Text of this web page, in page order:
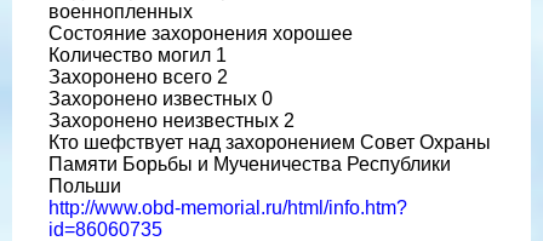
военнопленных
Состояние захоронения хорошее
Количество могил 1
Захоронено всего 2
Захоронено известных 0
Захоронено неизвестных 2
Кто шефствует над захоронением Совет Охраны
Памяти Борьбы и Мученичества Республики
Польши
http://www.obd-memorial.ru/html/info.htm?
id=86060735